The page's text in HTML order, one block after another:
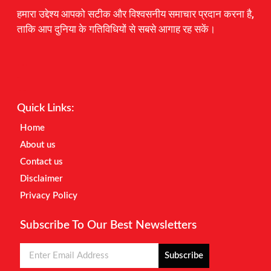
हमारा उद्देश्य आपको सटीक और विश्वसनीय समाचार प्रदान करना है,
ताकि आप दुनिया के गतिविधियों से सबसे आगाह रह सकें।
Quick Links:
Home
About us
Contact us
Disclaimer
Privacy Policy
Subscribe To Our Best Newsletters
Subscribe